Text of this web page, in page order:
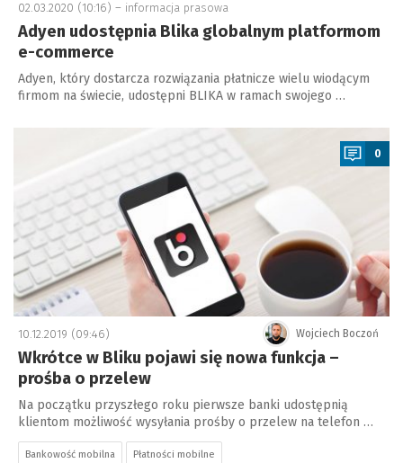
02.03.2020 (10:16) – informacja prasowa
Adyen udostępnia Blika globalnym platformom
e-commerce
Adyen, który dostarcza rozwiązania płatnicze wielu wiodącym
firmom na świecie, udostępni BLIKA w ramach swojego …
0
Wojciech Boczoń
10.12.2019 (09:46)
Wkrótce w Bliku pojawi się nowa funkcja –
prośba o przelew
Na początku przyszłego roku pierwsze banki udostępnią
klientom możliwość wysyłania prośby o przelew na telefon …
Bankowość mobilna Płatności mobilne